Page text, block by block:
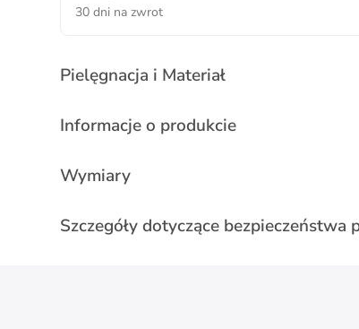
30 dni na zwrot
Pielęgnacja i Materiał
Informacje o produkcie
Wymiary
Szczegóły dotyczące bezpieczeństwa